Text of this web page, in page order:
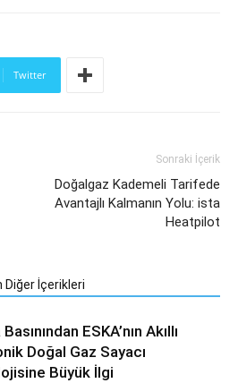
Twitter
Sonraki İçerik
Doğalgaz Kademeli Tarifede
Avantajlı Kalmanın Yolu: ista
Heatpilot
Diğer İçerikleri
ESKA’nın Akıllı
Doğal Gaz Sayacı
Büyük İlgi